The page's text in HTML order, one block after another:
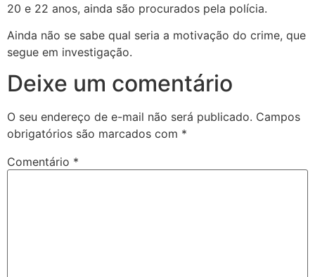
20 e 22 anos, ainda são procurados pela polícia.
Ainda não se sabe qual seria a motivação do crime, que
segue em investigação.
Deixe um comentário
O seu endereço de e-mail não será publicado. Campos
obrigatórios são marcados com *
Comentário *